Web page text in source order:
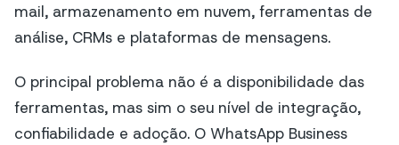
mail, armazenamento em nuvem, ferramentas de
análise, CRMs e plataformas de mensagens.
O principal problema não é a disponibilidade das
ferramentas, mas sim o seu nível de integração,
confiabilidade e adoção. O WhatsApp Business